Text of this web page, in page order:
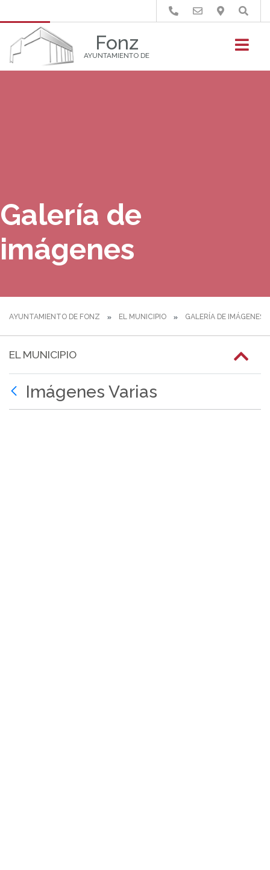
Fonz
AYUNTAMIENTO DE
Buscar
Galería de
imágenes
AYUNTAMIENTO DE FONZ EL MUNICIPIO GALERÍA DE IMÁGENES
EL MUNICIPIO
Imágenes Varias